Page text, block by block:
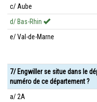
c/ Aube
d/ Bas-Rhin
e/ Val-de-Marne
7/ Engwiller se situe dans le
numéro de ce département ?
a/ 2A